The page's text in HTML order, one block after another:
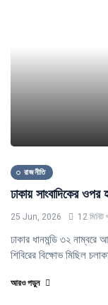
রাজনীতি
ঢাকায় সাংবাদিকের ওপর
25 Jun, 2026 12 মিনিট
ঢাকার ধানমন্ডি ৩২ নাম্বরে
শিবিরের বিক্ষোভ মিছিল
আরও পড়ুন